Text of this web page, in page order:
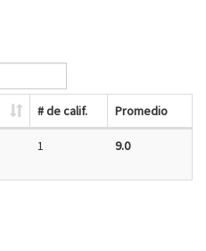
# de calif. Promedio
1 9.0